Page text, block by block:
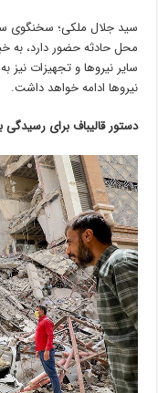
سید جلال ملکی؛ سخنگوی
محل حادثه حضور دارد، به
سایر نیروها و تجهیزات نیز
نیروها ادامه خواهد داشت.
دستور قالیباف برای